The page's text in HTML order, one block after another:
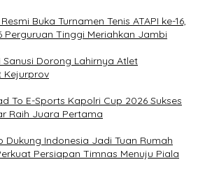
Buka Turnamen Tenis ATAPI ke-16,
Perguruan Tinggi Meriahkan Jambi
Dorong Lahirnya Atlet
Kejurprov
To E-Sports Kapolri Cup 2026 Sukses
Raih Juara Pertama
Dukung Indonesia Jadi Tuan Rumah
Persiapan Timnas Menuju Piala